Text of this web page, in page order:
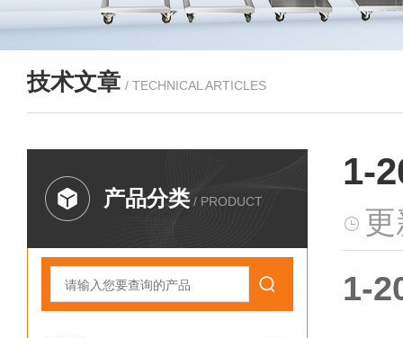
技术文章 / TECHNICAL ARTICLES
产品分类 / PRODUCT
1-
1-